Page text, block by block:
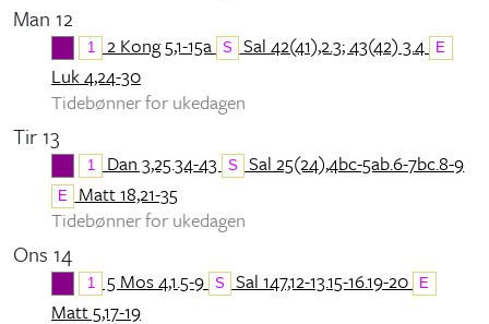
Man 12
1 2 Kong 5,1-15a S Sal 42(41),2.3; 43(42) 3.4 E
Luk 4,24-30
Tidebønner for ukedagen
Tir 13
1 Dan 3,25.34-43 S Sal 25(24),4bc-5ab.6-7bc.8-9
E
Matt 18,21-35
Tidebønner for ukedagen
Ons 14
1 5 Mos 4,1.5-9 S Sal 147,12-13.15-16.19-20 E
Matt 5,17-19